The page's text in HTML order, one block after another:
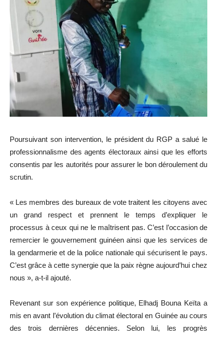
Poursuivant son intervention, le président du RGP a salué le
professionnalisme des agents électoraux ainsi que les efforts
consentis par les autorités pour assurer le bon déroulement du
scrutin.
« Les membres des bureaux de vote traitent les citoyens avec
un grand respect et prennent le temps d’expliquer le
processus à ceux qui ne le maîtrisent pas. C’est l’occasion de
remercier le gouvernement guinéen ainsi que les services de
la gendarmerie et de la police nationale qui sécurisent le pays.
C’est grâce à cette synergie que la paix règne aujourd’hui chez
nous », a-t-il ajouté.
Revenant sur son expérience politique, Elhadj Bouna Keïta a
mis en avant l’évolution du climat électoral en Guinée au cours
des trois dernières décennies. Selon lui, les progrès